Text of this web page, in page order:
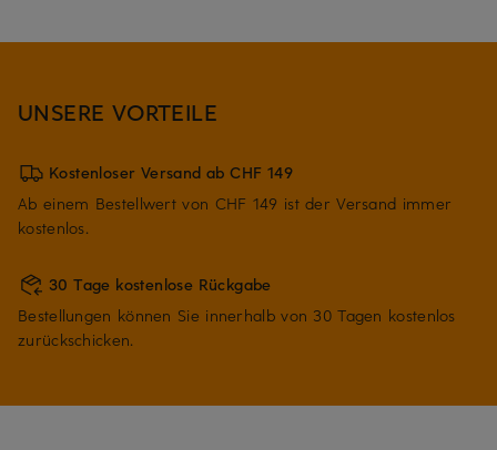
UNSERE VORTEILE
Kostenloser Versand ab CHF 149
Ab einem Bestellwert von CHF 149 ist der Versand immer
kostenlos.
30 Tage kostenlose Rückgabe
Bestellungen können Sie innerhalb von 30 Tagen kostenlos
zurückschicken.